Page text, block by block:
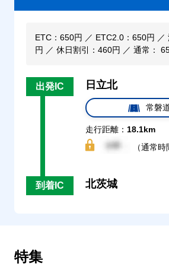
ETC：650円 ／ ETC2.0：650円 ／
円 ／ 休日割引：460円 ／ 通常：
出発IC 日立北
常磐
走行距離： 18.1km
（通常時
到着IC 北茨城
特集